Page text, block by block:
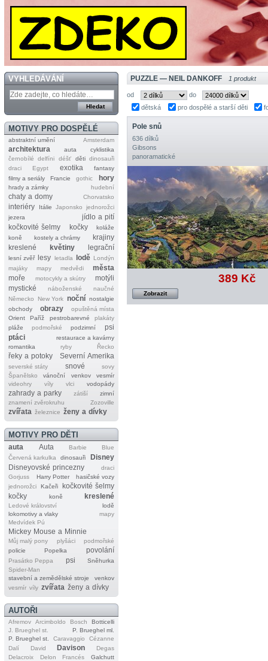
VYHLEDÁVÁNÍ
MOTIVY PRO DOSPĚLÉ
abstraktní umění Amsterdam
architektura auta
cyklistika
černobílé
delfíni déšť děti dinosauři
draci
Egypt exotika
fantasy
filmy a seriály
Francie gothic hory
hrady a zámky hudební
chaty a domy Chorvatsko
interiéry Itálie Japonsko
jednorožci
jezera
jídlo a pití
kočkovité šelmy
kočky
koláže
koně
kostely a chrámy
krajiny
kreslené
květiny legrační
lesní zvěř lesy letadla lodě Londýn
majáky
mapy medvědi
města
moře
motocykly a skútry
motýli
mystické
náboženské
naučné
Německo
New York noční nostalgie
obchody
obrazy
opuštěná místa
Orient
Paříž pestrobarevné
plakáty
pláže
podmořské podzimní
psi
ptáci
restaurace a kavárny
romantika
ryby Řecko
řeky a potoky Severní Amerika
severské státy snové
sovy
Španělsko
vánoční venkov
vesmír
videohry
víly vlci vodopády
zahrady a parky zátiší
zimní
znamení zvěrokruhu
Zozoville
zvířata železnice ženy a dívky
MOTIVY PRO DĚTI
auta Auta Barbie
Blue
Červená karkulka
dinosauři
Disney
Disneyovské princezny
draci
Gorjuss
Harry Potter
hasičské vozy
jednorožci
Kačeři
kočkovité šelmy
kočky
koně kreslené
Ledové království
lodě
lokomotivy a vlaky
mapy
Medvídek Pú
Mickey Mouse a Minnie
Můj malý pony plyšáci
podmořské
policie
Popelka povolání
Prasátko Peppa psi
Sněhurka
Spider‐Man
stavební a zemědělské stroje
venkov
vesmír víly zvířata ženy a dívky
AUTOŘI
Afremov Arcimboldo Bosch
Botticelli
J. Brueghel st.
P. Brueghel ml.
P. Brueghel st.
Caravaggio
Cézanne
Dalí
David Davison
Degas
Delacroix
Delon Francés
Galchutt
PUZZLE — NEIL DANKOFF 1 produkt
od
do
dětská
pro dospělé a starší děti
Pole snů
636 dílků
Gibsons
panoramatické
389 Kč
Zobrazit